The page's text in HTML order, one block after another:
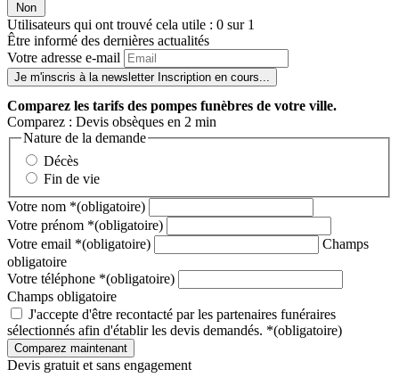
Non
Utilisateurs qui ont trouvé cela utile : 0 sur 1
Être informé des dernières actualités
Votre adresse e-mail
Je m'inscris à la newsletter Inscription en cours...
Comparez les tarifs des pompes funèbres de votre ville.
Comparez : Devis obsèques en 2 min
Nature de la demande
Décès
Fin de vie
Votre nom *(obligatoire)
Votre prénom *(obligatoire)
Votre email *(obligatoire)
Champs
obligatoire
Votre téléphone *(obligatoire)
Champs obligatoire
J'accepte d'être recontacté par les partenaires funéraires
sélectionnés afin d'établir les devis demandés. *(obligatoire)
Devis gratuit et sans engagement